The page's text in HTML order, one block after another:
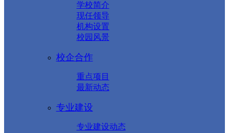
学校简介
现任领导
机构设置
校园风景
校企合作
重点项目
最新动态
专业建设
专业建设动态